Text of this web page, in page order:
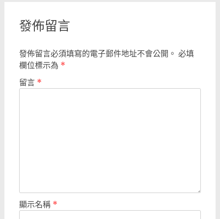
發佈留言
發佈留言必須填寫的電子郵件地址不會公開。 必填
欄位標示為 *
留言 *
顯示名稱 *